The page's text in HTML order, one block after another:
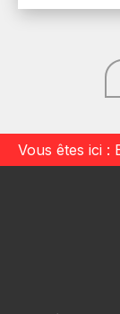
Vous êtes ici :